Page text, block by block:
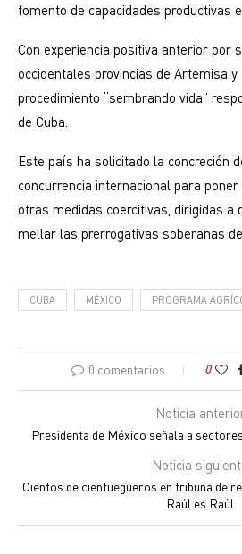
fomento de capacidades productivas
Con experiencia positiva anterior por
occidentales provincias de Artemisa y
procedimiento “sembrando vida”
de Cuba.
Este país ha solicitado la concreción
concurrencia internacional para
otras medidas coercitivas, dirigidas a
mellar las prerrogativas soberanas
CUBA MÉXICO PROGRAMA
0 comentarios 0
Noticia
Presidenta de México señala a
Noticia
Cientos de cienfuegueros en tribuna de
Raúl es Raúl